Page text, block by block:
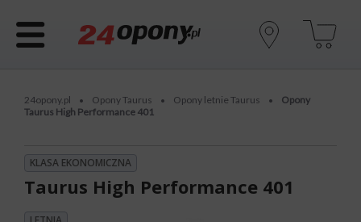
24opony.pl • Opony Taurus • Opony letnie Taurus •
Opony
Taurus High Performance 401
KLASA EKONOMICZNA
Taurus High Performance 401